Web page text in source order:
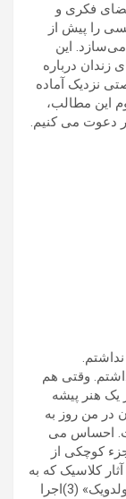
فکری و
را پیش از
این
زندان درباره
نزدیک آماده
این مطالب،
دعوت می کنیم.
وقتی هم
یک هنر پیشه
در من روز به
احساس می
کوچکی از
کلاسیک که به
وسیله مارکس رینهارت(1)، لوئی ژوره(2) و «اولدویک» (3)اجرا